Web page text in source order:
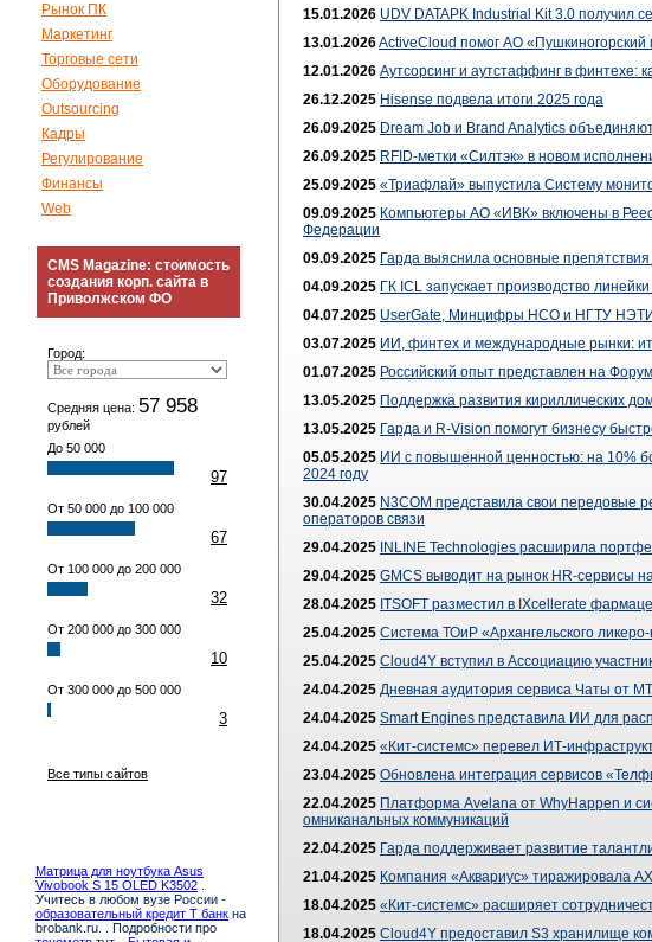
Рынок ПК
Маркетинг
Торговые сети
Оборудование
Outsourcing
Кадры
Регулирование
Финансы
Web
CMS Magazine: стоимость
создания корп. сайта в
Приволжском ФО
Город:
Средняя цена: 57 958
рублей
До 50 000
97
От 50 000 до 100 000
67
От 100 000 до 200 000
32
От 200 000 до 300 000
10
От 300 000 до 500 000
3
Все типы сайтов
Матрица для ноутбука Asus
Vivobook S 15 OLED K3502
Учитесь в любом вузе России -
образовательный кредит Т банк на
brobank.ru. . Подробности про
15.01.2026 UDV DATAPK Industrial Kit 3.0 получил
13.01.2026ActiveCloud помог АО
12.01.2026 Аутсорсинг и аутстаффинг в финтехе:
26.12.2025 Hisense подвела итоги 2025 года
26.09.2025 Dream Job и Brand Analytics
26.09.2025 RFID-метки «Силтэк» в новом
25.09.2025 «Триафлай» выпустила Систему
09.09.2025 Компьютеры АО «ИВК» включены в
Федерации
09.09.2025 Гарда выяснила основные
04.09.2025 ГК ICL запускает производство
04.07.2025 UserGate, Минцифры НСО и НГТУ НЭТИ
03.07.2025 ИИ, финтех и международные рынки:
01.07.2025 Российский опыт представлен на
13.05.2025 Поддержка развития кириллических
13.05.2025 Гарда и R-Vision помогут бизнесу
05.05.2025 ИИ с повышенной ценностью: на 10%
2024 году
30.04.2025 N3COM представила свои передовые
операторов связи
29.04.2025 INLINE Technologies расширила
29.04.2025 GMCS выводит на рынок HR-сервисы
28.04.2025 ITSOFT разместил в IXcellerate
25.04.2025 Система ТОиР «Архангельского
25.04.2025 Cloud4Y вступил в Ассоциацию
24.04.2025 Дневная аудитория сервиса Чаты от
24.04.2025 Smart Engines представила ИИ для
24.04.2025 «Кит-системс» перевел ИТ-
23.04.2025 Обновлена интеграция сервисов
22.04.2025 Платформа Avelana от WhyHappen и
омниканальных коммуникаций
22.04.2025 Гарда поддерживает развитие
21.04.2025 Компания «Аквариус» тиражировала
18.04.2025 «Кит-системс» расширяет
18.04.2025 Cloud4Y предоставил S3 хранилище